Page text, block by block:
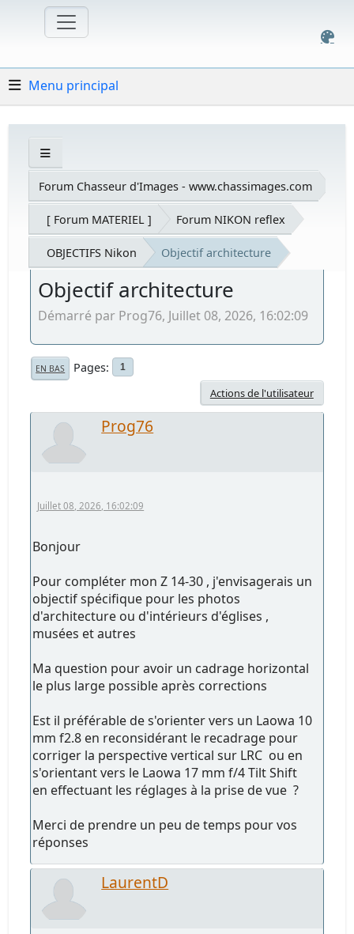
Menu principal
Forum Chasseur d'Images - www.chassimages.com
[ Forum MATERIEL ] Forum NIKON reflex
OBJECTIFS Nikon Objectif architecture
Objectif architecture
Démarré par Prog76, Juillet 08, 2026, 16:02:09
EN BAS Pages 1
Actions de l'utilisateur
Prog76
Juillet 08, 2026, 16:02:09
Bonjour
Pour compléter mon Z 14-30 , j'envisagerais un
objectif spécifique pour les photos
d'architecture ou d'intérieurs d'églises ,
musées et autres
Ma question pour avoir un cadrage horizontal
le plus large possible après corrections
Est il préférable de s'orienter vers un Laowa 10
mm f2.8 en reconsidérant le recadrage pour
corriger la perspective vertical sur LRC ou en
s'orientant vers le Laowa 17 mm f/4 Tilt Shift
en effectuant les réglages à la prise de vue ?
Merci de prendre un peu de temps pour vos
réponses
LaurentD